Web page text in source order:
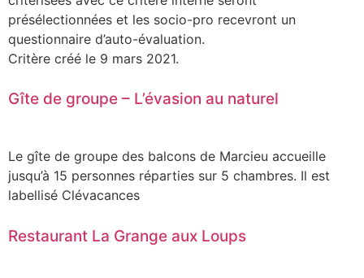
présélectionnées et les socio-pro recevront un
questionnaire d’auto-évaluation.
Critère créé le 9 mars 2021.
Gîte de groupe – L’évasion au naturel
Le gîte de groupe des balcons de Marcieu accueille
jusqu’à 15 personnes réparties sur 5 chambres. Il est
labellisé Clévacances
Restaurant La Grange aux Loups